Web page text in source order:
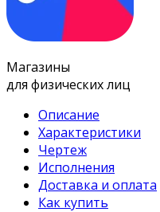
Магазины
для физических лиц
Описание
Характеристики
Чертеж
Исполнения
Доставка и оплата
Как купить